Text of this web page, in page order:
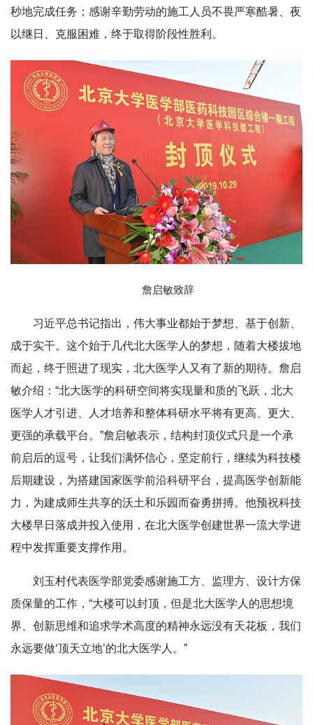
秒地完成任务；感谢辛勤劳动的施工人员不畏严寒酷暑、夜
以继日、克服困难，终于取得阶段性胜利。
詹启敏致辞
习近平总书记指出，伟大事业都始于梦想、基于创新、
成于实干。这个始于几代北大医学人的梦想，随着大楼拔地
而起，终于照进了现实，北大医学人又有了新的期待。詹启
敏介绍：“北大医学的科研空间将实现量和质的飞跃，北大
医学人才引进、人才培养和整体科研水平将有更高、更大、
更强的承载平台。”詹启敏表示，结构封顶仪式只是一个承
前启后的逗号，让我们满怀信心，坚定前行，继续为科技楼
后期建设，为搭建国家医学前沿科研平台，提高医学创新能
力，为建成师生共享的沃土和乐园而奋勇拼搏。他预祝科技
大楼早日落成并投入使用，在北大医学创建世界一流大学进
程中发挥重要支撑作用。
刘玉村代表医学部党委感谢施工方、监理方、设计方保
质保量的工作，“大楼可以封顶，但是北大医学人的思想境
界、创新思维和追求学术高度的精神永远没有天花板，我们
永远要做‘顶天立地’的北大医学人。”